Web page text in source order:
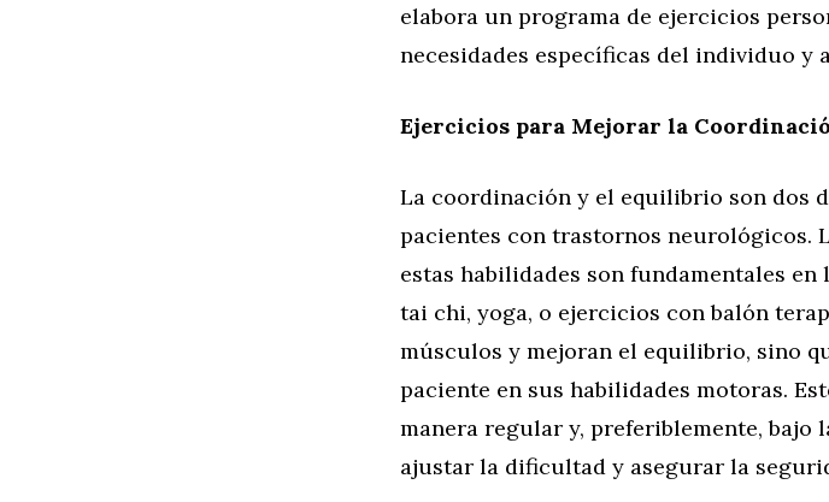
elabora un programa de ejercicios
necesidades específicas del individuo y
Ejercicios para Mejorar la
La coordinación y el equilibrio son dos
pacientes con trastornos neurológicos.
estas habilidades son fundamentales
tai chi, yoga, o ejercicios con balón
músculos y mejoran el equilibrio, sino
paciente en sus habilidades motoras.
manera regular y, preferiblemente,
ajustar la dificultad y asegurar la